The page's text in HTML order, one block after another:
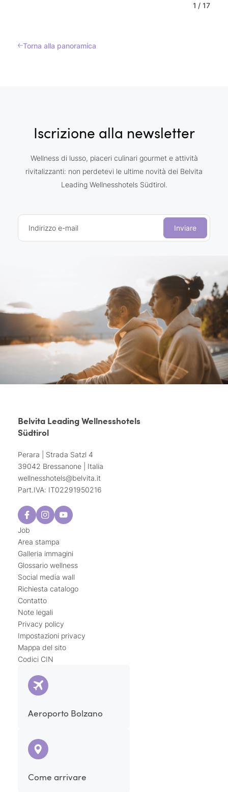
1 / 17
Torna alla panoramica
Iscrizione alla newsletter
Wellness di lusso, piaceri culinari gourmet e attività
rivitalizzanti: non perdetevi le ultime novità dei Belvita
Leading Wellnesshotels Südtirol.
Indirizzo e-mail Inviare
Belvita Leading Wellnesshotels
Südtirol
Perara | Strada Satzl 4
39042 Bressanone | Italia
wellnesshotels@belvita.it
Part.IVA: IT02291950216
Job
Area stampa
Galleria immagini
Glossario wellness
Social media wall
Richiesta catalogo
Contatto
Note legali
Privacy policy
Impostazioni privacy
Mappa del sito
Codici CIN
Aeroporto Bolzano
Come arrivare